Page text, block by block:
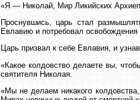
«Я — Николай, Мир Ликийских
Проснувшись, царь стал
Евлавию и потребовал
Царь призвал к себе Евлавия, и
«Какое колдовство делаете вы,
святителя Николая.
«Мы не делаем никакого